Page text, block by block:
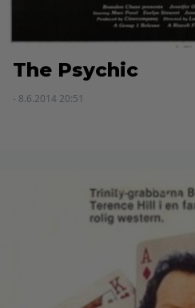
The Psychic
- 8.6.2014 20:51